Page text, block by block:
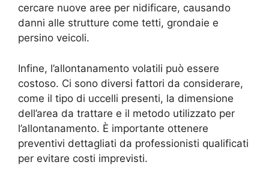
cercare nuove aree per nidificare, causando
danni alle strutture come tetti, grondaie e
persino veicoli.
Infine, l’allontanamento volatili può essere
costoso. Ci sono diversi fattori da considerare,
come il tipo di uccelli presenti, la dimensione
dell’area da trattare e il metodo utilizzato per
l’allontanamento. È importante ottenere
preventivi dettagliati da professionisti qualificati
per evitare costi imprevisti.